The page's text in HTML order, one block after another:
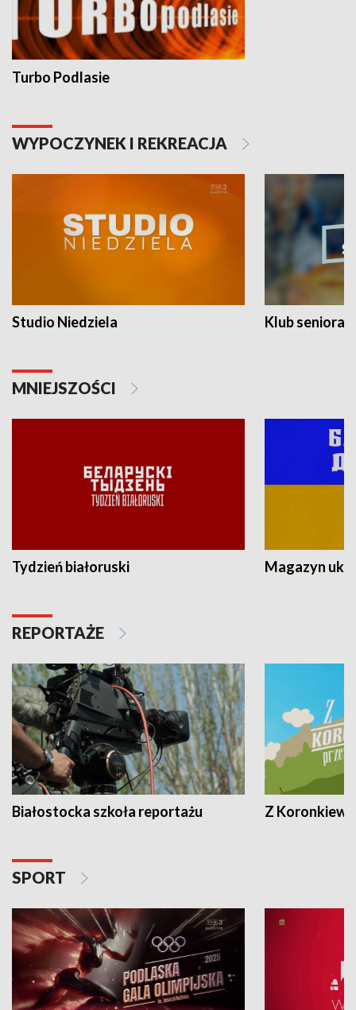
Turbo Podlasie
WYPOCZYNEK I REKREACJA
Studio Niedziela Klub seniora
MNIEJSZOŚCI
Tydzień białoruski Magazyn
REPORTAŻE
Białostocka szkoła reportażu Z
SPORT